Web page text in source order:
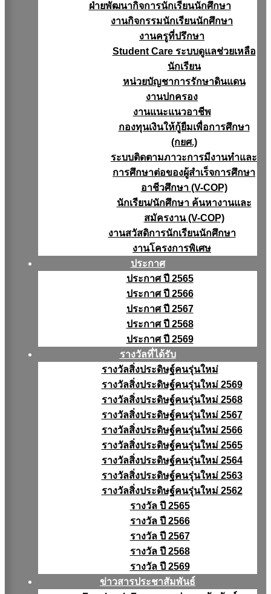
ฝ่ายพัฒนากิจการนักเรียนนักศึกษา
งานกิจกรรมนักเรียนนักศึกษา
งานครูที่ปรึกษา
Student Care ระบบดูแลช่วยเหลือ
นักเรียน
หน่วยบัญชาการรักษาดินแดน
งานปกครอง
งานแนะแนวอาชีพ
กองทุนเงินให้กู้ยืมเพื่อการศึกษา
(กยศ.)
ระบบติดตามภาวะการมีงานทำและ
การศึกษาต่อของผู้สำเร็จการศึกษา
อาชีวศึกษา (V-COP)
นักเรียน/นักศึกษา ค้นหางานและ
สมัครงาน (V-COP)
งานสวัสดิการนักเรียนนักศึกษา
งานโครงการพิเศษ
ประกาศ
ประกาศ ปี 2565
ประกาศ ปี 2566
ประกาศ ปี 2567
ประกาศ ปี 2568
ประกาศ ปี 2569
รางวัลที่ได้รับ
รางวัลสิ่งประดิษฐ์คนรุ่นใหม่
รางวัลสิ่งประดิษฐ์คนรุ่นใหม่ 2569
รางวัลสิ่งประดิษฐ์คนรุ่นใหม่ 2568
รางวัลสิ่งประดิษฐ์คนรุ่นใหม่ 2567
รางวัลสิ่งประดิษฐ์คนรุ่นใหม่ 2566
รางวัลสิ่งประดิษฐ์คนรุ่นใหม่ 2565
รางวัลสิ่งประดิษฐ์คนรุ่นใหม่ 2564
รางวัลสิ่งประดิษฐ์คนรุ่นใหม่ 2563
รางวัลสิ่งประดิษฐ์คนรุ่นใหม่ 2562
รางวัล ปี 2565
รางวัล ปี 2566
รางวัล ปี 2567
รางวัล ปี 2568
รางวัล ปี 2569
ข่าวสารประชาสัมพันธ์